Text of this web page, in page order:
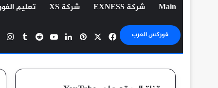
Main شركة EXNESS شركة XS تعليم
فوركس العرب فيسبوكبينتيريست
لينكدإن‫YouTube